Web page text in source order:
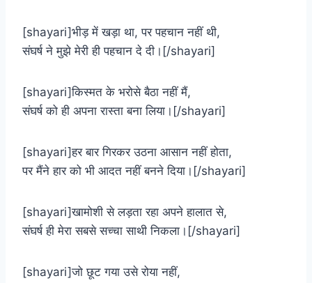
[shayari]भीड़ में खड़ा था, पर पहचान नहीं थी,
संघर्ष ने मुझे मेरी ही पहचान दे दी।[/shayari]
[shayari]किस्मत के भरोसे बैठा नहीं मैं,
संघर्ष को ही अपना रास्ता बना लिया।[/shayari]
[shayari]हर बार गिरकर उठना आसान नहीं होता,
पर मैंने हार को भी आदत नहीं बनने दिया।[/shayari]
[shayari]खामोशी से लड़ता रहा अपने हालात से,
संघर्ष ही मेरा सबसे सच्चा साथी निकला।[/shayari]
[shayari]जो छूट गया उसे रोया नहीं,